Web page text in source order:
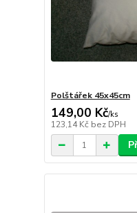
Polštářek 45x45cm
149,00 Kč/ks
123,14 Kč bez DPH